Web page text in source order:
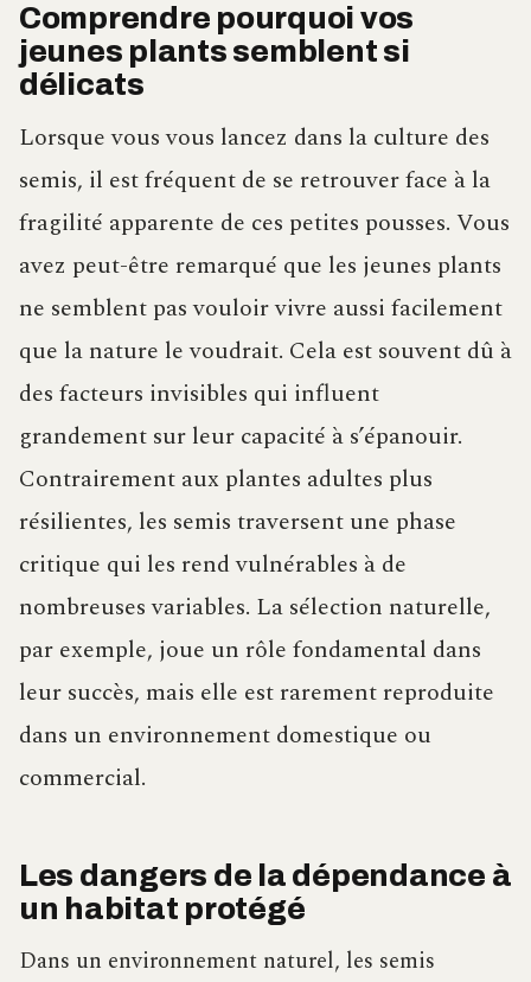
Comprendre pourquoi vos
jeunes plants semblent si
délicats
Lorsque vous vous lancez dans la culture des
semis, il est fréquent de se retrouver face à la
fragilité apparente de ces petites pousses. Vous
avez peut-être remarqué que les jeunes plants
ne semblent pas vouloir vivre aussi facilement
que la nature le voudrait. Cela est souvent dû à
des facteurs invisibles qui influent
grandement sur leur capacité à s’épanouir.
Contrairement aux plantes adultes plus
résilientes, les semis traversent une phase
critique qui les rend vulnérables à de
nombreuses variables. La sélection naturelle,
par exemple, joue un rôle fondamental dans
leur succès, mais elle est rarement reproduite
dans un environnement domestique ou
commercial.
Les dangers de la dépendance à
un habitat protégé
Dans un environnement naturel, les semis